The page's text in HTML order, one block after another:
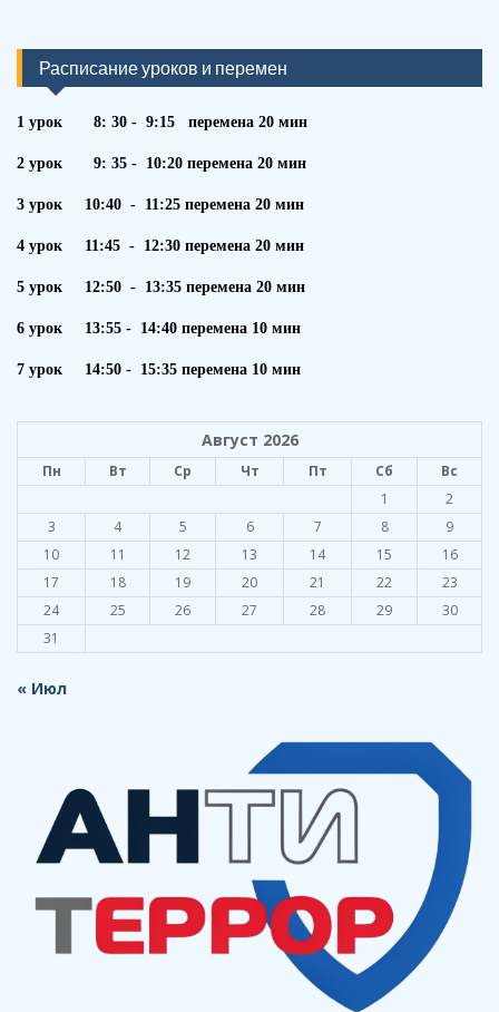
Расписание уроков и перемен
1 урок 8: 30 - 9:15 перемена 20 мин
2 урок 9: 35 - 10:20 перемена 20 мин
3 урок 10:40 - 11:25 перемена 20 мин
4 урок 11:45 - 12:30 перемена 20 мин
5 урок 12:50 - 13:35 перемена 20 мин
6 урок 13:55 - 14:40 перемена 10 мин
7 урок 14:50 - 15:35 перемена 10 мин
Август 2026
Пн Вт Ср Чт Пт Сб
Вс
1
2
3
4 5 6 7 8
9
10
11 12 13 14 15
16
17
18 19 20 21 22
23
24
25 26 27 28 29
30
31
« Июл